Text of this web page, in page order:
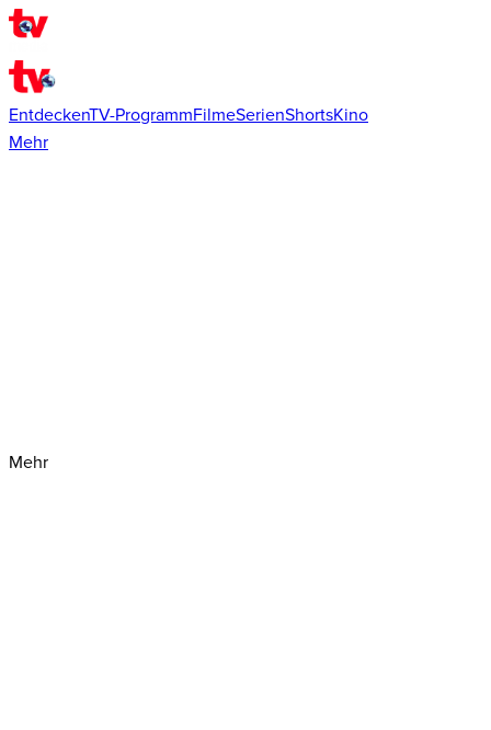
EntdeckenTV-ProgrammFilmeSerienShortsKino
Mehr
Mehr